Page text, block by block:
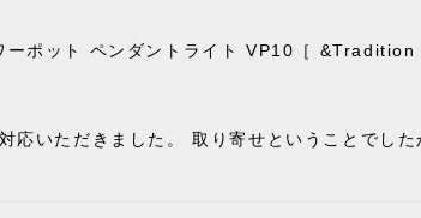
ーポット ペンダントライト VP10［ &Tradition
応いただきました。 取り寄せということでし